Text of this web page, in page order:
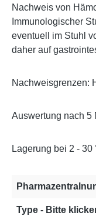
Nachweis von
Immunologischer
eventuell im Stuhl
daher auf
Nachweisgrenzen:
Auswertung nach 5
Lagerung bei 2 - 30
Type - Bitte